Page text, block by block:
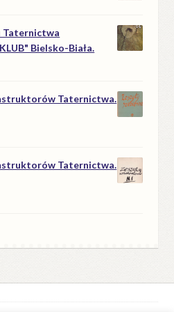
Taternictwa
Bielsko-Biała.
Taternictwa.
Taternictwa.